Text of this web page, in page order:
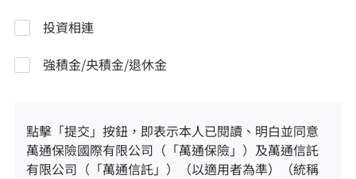
投資相連
強積金/央積金/退休金
點擊「提交」按鈕，即表示本人已閱讀、明白並同意
萬通保險國際有限公司（「萬通保險」）及萬通信託
有限公司（「萬通信託」）（以適用者為準）（統稱